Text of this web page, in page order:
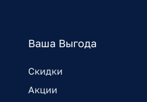
Ваша Выгода
Скидки
Акции